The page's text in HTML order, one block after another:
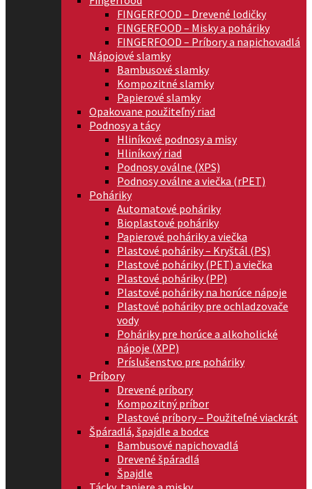
FINGERFOOD – Drevené lodičky
FINGERFOOD – Misky a poháriky
FINGERFOOD – Príbory a napichovadlá
Nápojové slamky
Bambusové slamky
Kompozitné slamky
Papierové slamky
Opakovane použiteľný riad
Podnosy a tácy
Hliníkové podnosy a misy
Hliníkový riad
Podnosy oválne (XPS)
Podnosy oválne a viečka (rPET)
Poháriky
Automatové poháriky
Bioplastové poháriky
Papierové poháriky a viečka
Plastové poháriky – Kryštál (PS)
Plastové poháriky (PET) a viečka
Plastové poháriky (PP)
Plastové poháriky na horúce nápoje
Plastové poháriky pre ochladzovače
vody
Poháriky pre horúce a alkoholické
nápoje (XPP)
Príslušenstvo pre poháriky
Príbory
Drevené príbory
Kompozitný príbor
Plastové príbory – Použiteľné viackrát
Špáradlá, špajdle a bodce
Bambusové napichovadlá
Drevené špáradlá
Špajdle